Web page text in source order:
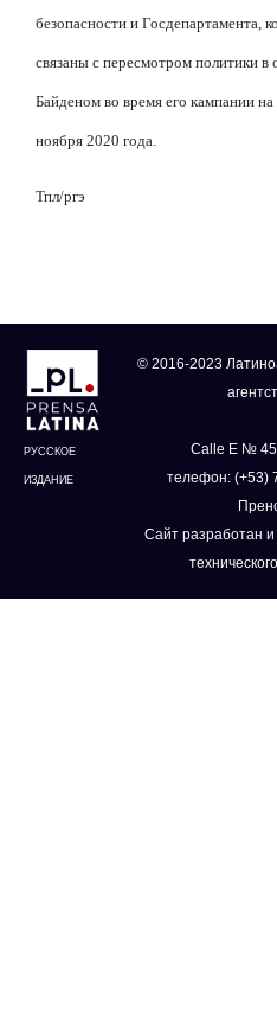
безопасности и Госдепартамента,
связаны с пересмотром политики
Байденом во время его кампании
ноября 2020 года.
Тпл/ргэ
РУССКОЕ
ИЗДАНИЕ
© 2016-2023
Calle E №
телефон: (+53)
Сайт разработан